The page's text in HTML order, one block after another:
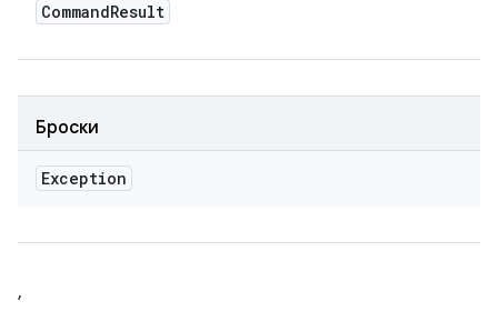
CommandResult
Броски
Exception
,